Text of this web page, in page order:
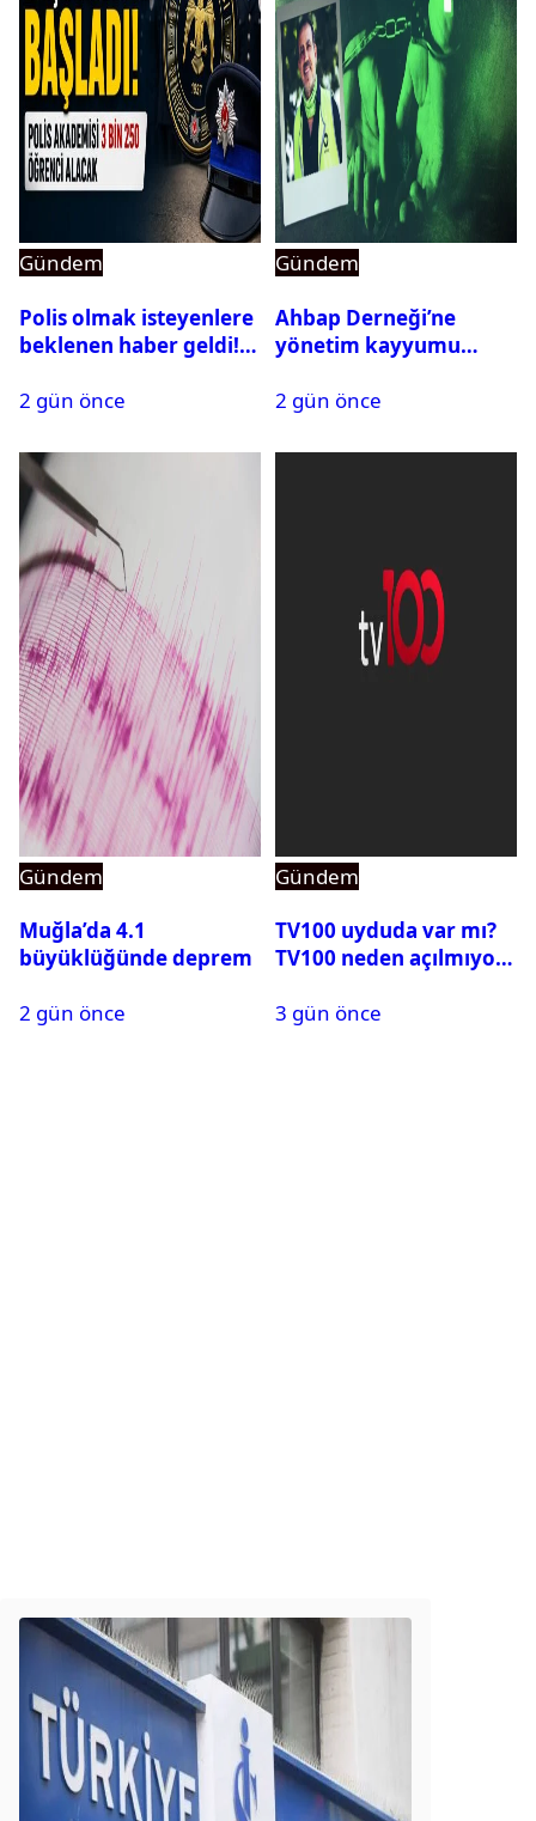
Gündem
Polis olmak isteyenlere
beklenen haber geldi!
2 gün önce
Gündem
Ahbap Derneği’ne
yönetim kayyumu
açıldı
2 gün önce
Gündem
Muğla’da 4.1
büyüklüğünde deprem
2 gün önce
Gündem
TV100 uyduda var mı?
TV100 neden açılmıyor?
3 gün önce